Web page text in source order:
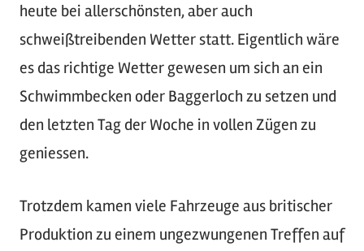
heute bei allerschönsten, aber auch
schweißtreibenden Wetter statt. Eigentlich wäre
es das richtige Wetter gewesen um sich an ein
Schwimmbecken oder Baggerloch zu setzen und
den letzten Tag der Woche in vollen Zügen zu
geniessen.
Trotzdem kamen viele Fahrzeuge aus britischer
Produktion zu einem ungezwungenen Treffen auf